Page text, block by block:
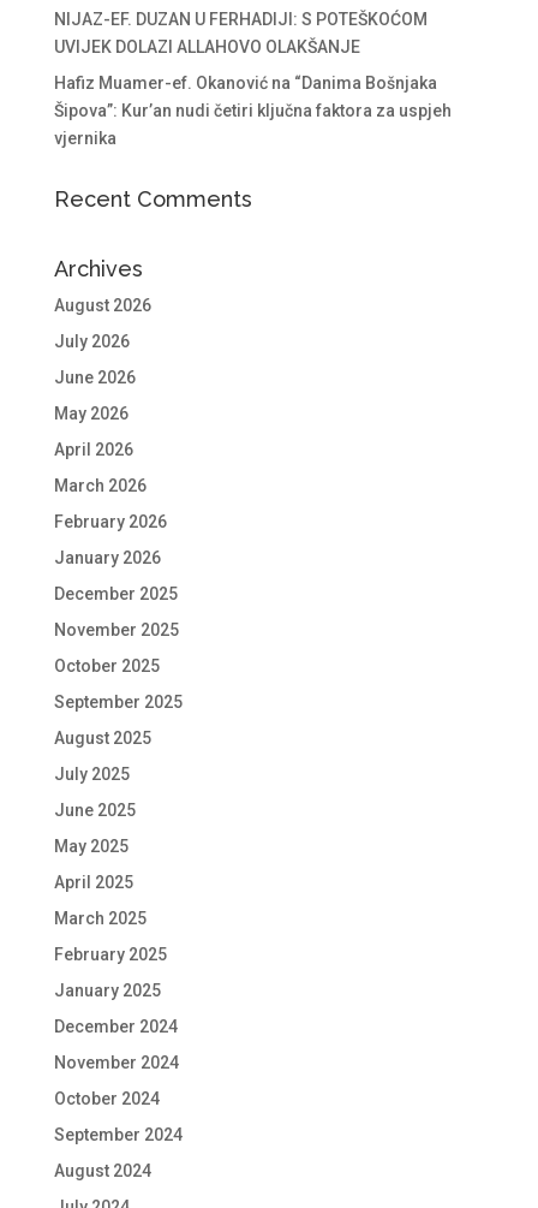
NIJAZ-EF. DUZAN U FERHADIJI: S POTEŠKOĆOM
UVIJEK DOLAZI ALLAHOVO OLAKŠANJE
Hafiz Muamer-ef. Okanović na “Danima Bošnjaka
Šipova”: Kur’an nudi četiri ključna faktora za uspjeh
vjernika
Recent Comments
Archives
August 2026
July 2026
June 2026
May 2026
April 2026
March 2026
February 2026
January 2026
December 2025
November 2025
October 2025
September 2025
August 2025
July 2025
June 2025
May 2025
April 2025
March 2025
February 2025
January 2025
December 2024
November 2024
October 2024
September 2024
August 2024